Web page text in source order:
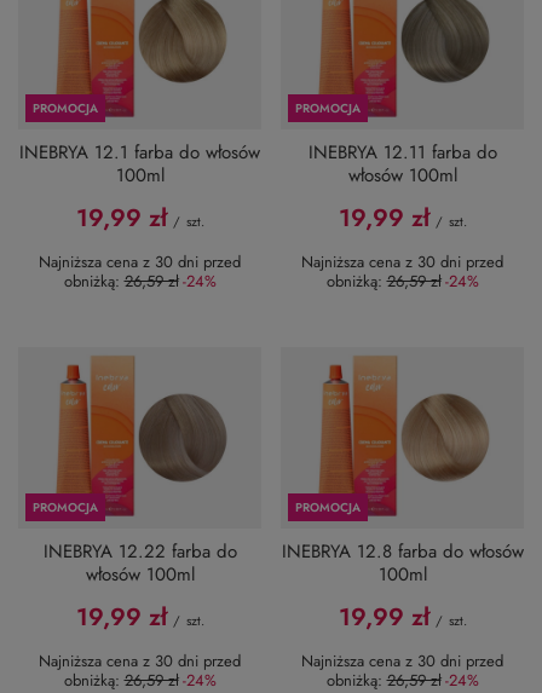
PROMOCJA
INEBRYA 12.1 farba do włosów
100ml
19,99 zł / szt.
Najniższa cena z 30 dni przed
obniżką:26,59 zł-24%
PROMOCJA
INEBRYA 12.11 farba do
włosów 100ml
19,99 zł / szt.
Najniższa cena z 30 dni przed
obniżką:26,59 zł-24%
PROMOCJA
INEBRYA 12.22 farba do
włosów 100ml
19,99 zł / szt.
Najniższa cena z 30 dni przed
obniżką:26,59 zł-24%
PROMOCJA
INEBRYA 12.8 farba do włosów
100ml
19,99 zł / szt.
Najniższa cena z 30 dni przed
obniżką:26,59 zł-24%